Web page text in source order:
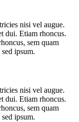
nisi vel augue.
dui. Etiam rhoncus.
sem quam
ipsum.
nisi vel augue.
dui. Etiam rhoncus.
sem quam
ipsum.